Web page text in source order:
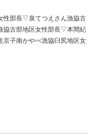
性部長▽泉てつえさん漁協古
協古部地区女性部長▽本間紀
子南かやべ漁協臼尻地区女